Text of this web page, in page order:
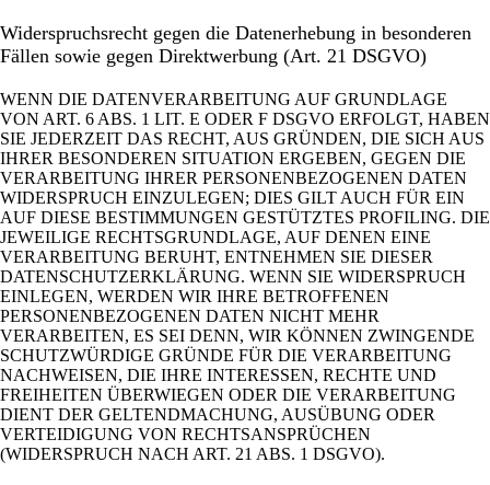
Widerspruchsrecht gegen die Datenerhebung in besonderen
Fällen sowie gegen Direktwerbung (Art. 21 DSGVO)
WENN DIE DATENVERARBEITUNG AUF GRUNDLAGE
VON ART. 6 ABS. 1 LIT. E ODER F DSGVO ERFOLGT, HABEN
SIE JEDERZEIT DAS RECHT, AUS GRÜNDEN, DIE SICH AUS
IHRER BESONDEREN SITUATION ERGEBEN, GEGEN DIE
VERARBEITUNG IHRER PERSONENBEZOGENEN DATEN
WIDERSPRUCH EINZULEGEN; DIES GILT AUCH FÜR EIN
AUF DIESE BESTIMMUNGEN GESTÜTZTES PROFILING. DIE
JEWEILIGE RECHTSGRUNDLAGE, AUF DENEN EINE
VERARBEITUNG BERUHT, ENTNEHMEN SIE DIESER
DATENSCHUTZERKLÄRUNG. WENN SIE WIDERSPRUCH
EINLEGEN, WERDEN WIR IHRE BETROFFENEN
PERSONENBEZOGENEN DATEN NICHT MEHR
VERARBEITEN, ES SEI DENN, WIR KÖNNEN ZWINGENDE
SCHUTZWÜRDIGE GRÜNDE FÜR DIE VERARBEITUNG
NACHWEISEN, DIE IHRE INTERESSEN, RECHTE UND
FREIHEITEN ÜBERWIEGEN ODER DIE VERARBEITUNG
DIENT DER GELTENDMACHUNG, AUSÜBUNG ODER
VERTEIDIGUNG VON RECHTSANSPRÜCHEN
(WIDERSPRUCH NACH ART. 21 ABS. 1 DSGVO).